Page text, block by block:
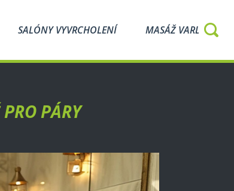
SALÓNY VYVRCHOLENÍ MASÁŽ VARLAT
PÁRY